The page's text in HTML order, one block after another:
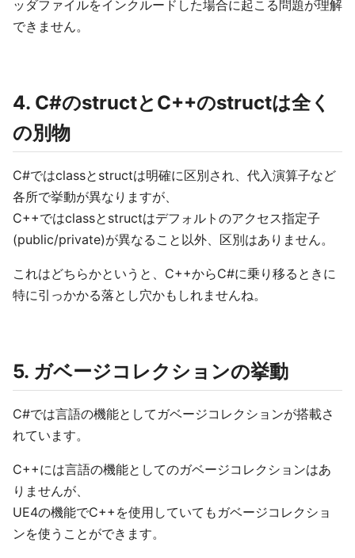
ッダファイルをインクルードした場合に起こる問題が理解
できません。
4. C#のstructとC++のstructは全く
の別物
C#ではclassとstructは明確に区別され、代入演算子など
各所で挙動が異なりますが、
C++ではclassとstructはデフォルトのアクセス指定子
(public/private)が異なること以外、区別はありません。
これはどちらかというと、C++からC#に乗り移るときに
特に引っかかる落とし穴かもしれませんね。
5. ガベージコレクションの挙動
C#では言語の機能としてガベージコレクションが搭載さ
れています。
C++には言語の機能としてのガベージコレクションはあ
りませんが、
UE4の機能でC++を使用していてもガベージコレクショ
ンを使うことができます。